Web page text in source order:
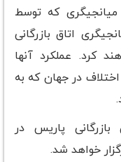
میانجیگری که توسط
اتاق بازرگانی
کرد. عملکرد آنها
در جهان که به
پاریس در